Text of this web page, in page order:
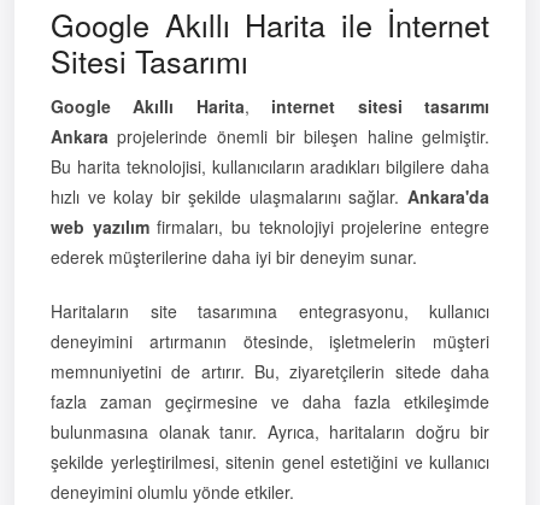
Google Akıllı Harita ile İnternet
Sitesi Tasarımı
Google Akıllı Harita, internet sitesi tasarımı
Ankara projelerinde önemli bir bileşen haline gelmiştir.
Bu harita teknolojisi, kullanıcıların aradıkları bilgilere daha
hızlı ve kolay bir şekilde ulaşmalarını sağlar. Ankara'da
web yazılımfirmaları, bu teknolojiyi projelerine entegre
ederek müşterilerine daha iyi bir deneyim sunar.
Haritaların site tasarımına entegrasyonu, kullanıcı
deneyimini artırmanın ötesinde, işletmelerin müşteri
memnuniyetini de artırır. Bu, ziyaretçilerin sitede daha
fazla zaman geçirmesine ve daha fazla etkileşimde
bulunmasına olanak tanır. Ayrıca, haritaların doğru bir
şekilde yerleştirilmesi, sitenin genel estetiğini ve kullanıcı
deneyimini olumlu yönde etkiler.